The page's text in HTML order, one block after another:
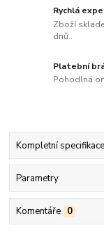
Rychlá
Zboží
dnů..
Platební
Pohodlná
Kompletní specifikace
Parametry
Komentáře 0